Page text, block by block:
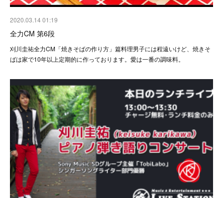
2020.03.14 01:19
全力CM 第6段
刈川圭祐全力CM「焼きそばの作り方」篇料理男子には程遠いけど、焼きそ
ばは家で10年以上定期的に作っております。愛は一番の調味料。